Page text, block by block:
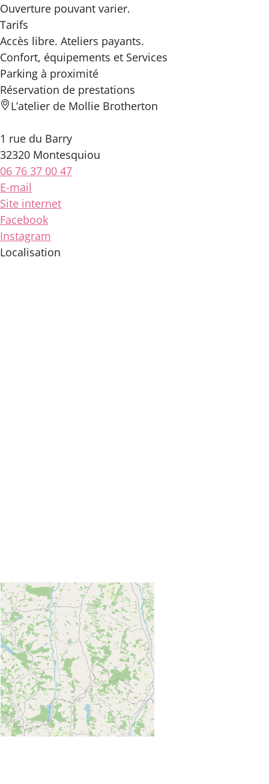
Ouverture pouvant varier.
Tarifs
Accès libre. Ateliers payants.
Confort, équipements et Services
Parking à proximité
Réservation de prestations
L’atelier de Mollie Brotherton
1 rue du Barry
32320 Montesquiou
06 76 37 00 47
E-mail
Site internet
Facebook
Instagram
Localisation